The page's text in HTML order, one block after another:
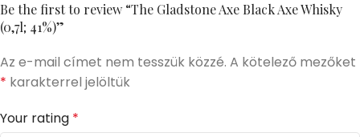
Be the first to review “The Gladstone Axe Black Axe Whisky
(0,7l; 41%)”
Az e-mail címet nem tesszük közzé. A kötelező mezőket
* karakterrel jelöltük
Your rating *